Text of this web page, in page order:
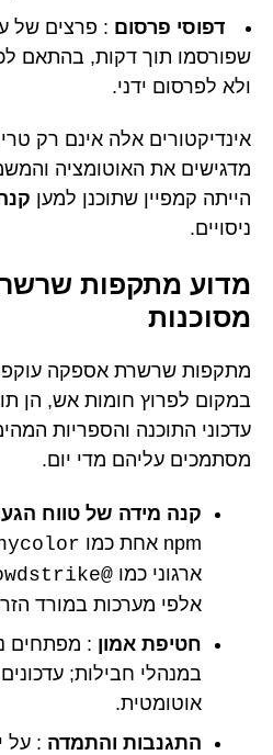
דפוסי פרסום : פרצים של
שפורסמו תוך דקות, בהתאם
ולא לפרסום ידני.
אינדיקטורים אלה אינם רק
מדגישים את האוטומציה
הייתה קמפיין שתוכנן למען
ניסויים.
מדוע מתקפות
מסוכנות
מתקפות שרשרת אספקה
במקום לפרוץ חומות אש, הן
עדכוני התוכנה והספריות
מסתמכים עליהם מדי יום.
קנה מידה של טווח
npm אחת כמו
ארגוני כמו @crowdstrike
אלפי מערכות במורד
חטיפת אמון : מפתחים
במנהלי חבילות;
אוטומטית.
התגנבות והתמדה : על